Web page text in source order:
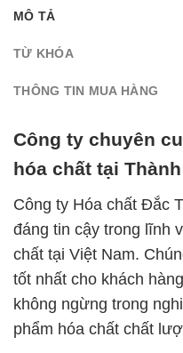
MÔ TẢ
TỪ KHÓA
THÔNG TIN MUA HÀNG
Công ty chuyên
hóa chất tại
Công ty Hóa chất Đắc
đáng tin cậy trong lĩnh
chất tại Việt Nam.
tốt nhất cho khách
không ngừng trong
phẩm hóa chất chất